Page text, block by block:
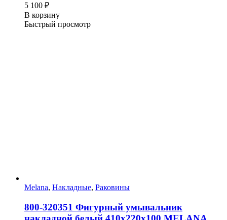
5 100 ₽
В корзину
Быстрый просмотр
Melana, Накладные, Раковины
800-320351 Фигурный умывальник